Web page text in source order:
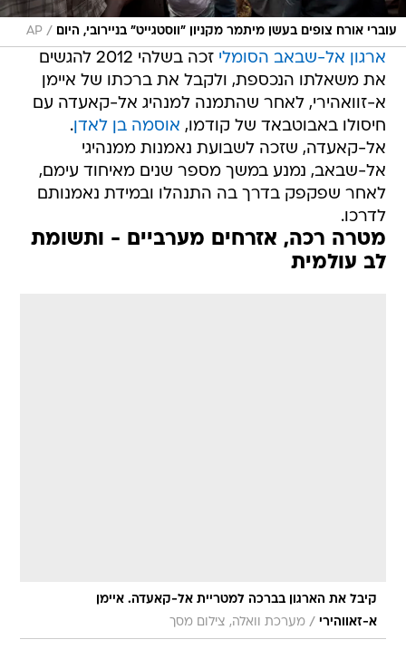
עוברי אורח צופים בעשן מיתמר מקניון "ווסטגייט" בניירובי, היום /
AP
ארגון אל-שבאב הסומלי
זכה בשלהי 2012 להגשים
את משאלתו הנכספת, ולקבל את ברכתו של איימן
א-זוואהירי, לאחר שהתמנה למנהיג אל-קאעדה עם
חיסולו באבוטבאד של קודמו, אוסמה בן לאדן.
אל-קאעדה, שזכה לשבועת נאמנות ממנהיגי
אל-שבאב, נמנע במשך מספר שנים מאיחוד עימם,
לאחר שפקפק בדרך בה התנהלו ובמידת נאמנותם
לדרכו.
מטרה רכה, אזרחים מערביים - ותשומת
לב עולמית
קיבל את הארגון בברכה למטריית אל-קאעדה. איימן
א-זאווהירי / מערכת וואלה, צילום מסך